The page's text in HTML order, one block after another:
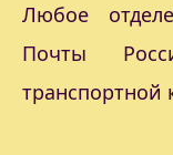
Любое
Почты